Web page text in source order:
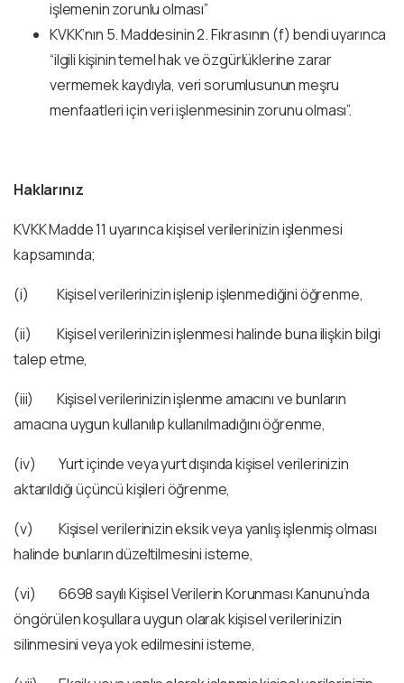
işlemenin zorunlu olması”
KVKK’nın 5. Maddesinin 2. Fıkrasının (f) bendi uyarınca
“ilgili kişinin temel hak ve özgürlüklerine zarar
vermemek kaydıyla, veri sorumlusunun meşru
menfaatleri için veri işlenmesinin zorunu olması”.
Haklarınız
KVKK Madde 11 uyarınca kişisel verilerinizin işlenmesi
kapsamında;
(i) Kişisel verilerinizin işlenip işlenmediğini öğrenme,
(ii) Kişisel verilerinizin işlenmesi halinde buna ilişkin bilgi
talep etme,
(iii) Kişisel verilerinizin işlenme amacını ve bunların
amacına uygun kullanılıp kullanılmadığını öğrenme,
(iv) Yurt içinde veya yurt dışında kişisel verilerinizin
aktarıldığı üçüncü kişileri öğrenme,
(v) Kişisel verilerinizin eksik veya yanlış işlenmiş olması
halinde bunların düzeltilmesini isteme,
(vi) 6698 sayılı Kişisel Verilerin Korunması Kanunu’nda
öngörülen koşullara uygun olarak kişisel verilerinizin
silinmesini veya yok edilmesini isteme,